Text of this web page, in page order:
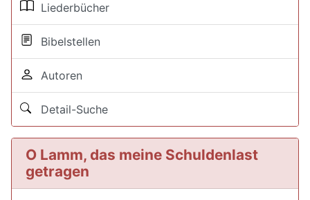
Liederbücher
Bibelstellen
Autoren
Detail-Suche
O Lamm, das meine Schuldenlast
getragen